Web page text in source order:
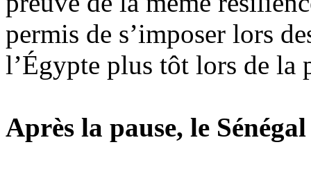
permis de s’imposer lors
l’Égypte plus tôt lors de la
Après la pause, le